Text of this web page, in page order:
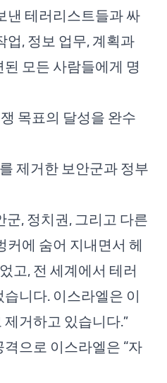
낸 테러리스트들과 싸
업, 정보 업무, 계획과
모든 사람들에게 명
목표의 달성을 완수
제거한 보안군과 정부
, 정치권, 그리고 다른
커에 숨어 지내면서 헤
고, 전 세계에서 테러
니다. 이스라엘은 이
거하고 있습니다.”
으로 이스라엘은 “자